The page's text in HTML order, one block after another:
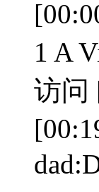
1 A
访问